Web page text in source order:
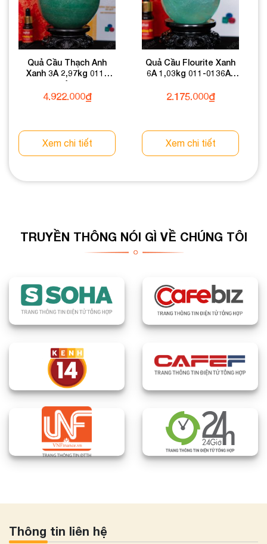
Quả Cầu Thạch Anh
Xanh 3A 2,97kg 011-
0933A-2,97
4.922.000₫
Xem chi tiết
Quả Cầu Flourite Xanh
6A 1,03kg 011-0136A-
2.175.000₫
Xem chi tiết
TRUYỀN THÔNG NÓI GÌ VỀ CHÚNG TÔI
Thông tin liên hệ